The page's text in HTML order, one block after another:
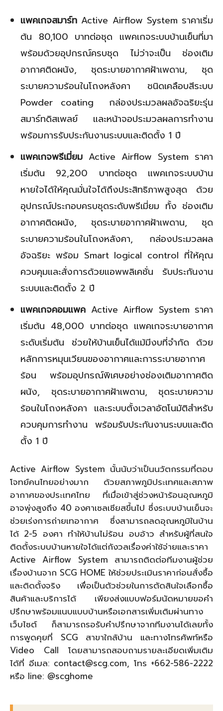
แพคเกจสมาร์ท Active Airflow System ราคาเริ่ม
ต้น 80,100 บาทต่อชุด แพคเกจระบบบ้านเย็นที่มา
พร้อมด้วยอุปกรณ์ครบชุด ไม่ว่าจะเป็น ช่องเติม
อากาศติดผนัง, ชุดระบายอากาศฝ้าเพดาน, ชุด
ระบายความร้อนในโถงหลังคา ชนิดเคลือบสีระบบ
Powder coating กล่องประมวลผลอัจฉริยะรุ่น
สมาร์ทดิสเพลย์ และหน้าจอประมวลผลการทำงาน
พร้อมการรับประกันงานระบบและติดตั้ง 1 ปี
แพคเกจพรีเมี่ยม Active Airflow System ราคา
เริ่มต้น 92,200 บาทต่อชุด แพคเกจระบบบ้าน
หายใจได้ให้คุณมั่นใจได้ถึงประสิทธิภาพสูงสุด ด้วย
อุปกรณ์ประกอบครบชุดระดับพรีเมี่ยม ทั้ง ช่องเติม
อากาศติดผนัง, ชุดระบายอากาศฝ้าเพดาน, ชุด
ระบายความร้อนในโถงหลังคา, กล่องประมวลผล
อัจฉริยะ พร้อม Smart logical control ที่ให้คุณ
ควบคุมและสั่งการด้วยแอพพลิเคชั่น รับประกันงาน
ระบบและติดตั้ง 2 ปี
แพคเกจคอมแพค Active Airflow System ราคา
เริ่มต้น 48,000 บาทต่อชุด แพคเกจระบายอากาศ
ระดับเริ่มต้น ช่วยให้บ้านเย็นได้แม้มีงบที่จำกัด ด้วย
หลักการหมุนเวียนของอากาศและการระบายอากาศ
ร้อน พร้อมอุปกรณ์พิเศษอย่างช่องเติมอากาศติด
ผนัง, ชุดระบายอากาศฝ้าเพดาน, ชุดระบายความ
ร้อนในโถงหลังคา และระบบตั้งเวลาอัตโนมัติสำหรับ
ควบคุมการทำงาน พร้อมรับประกันงานระบบและติด
ตั้ง 1 ปี
Active Airflow System นั้นนับว่าเป็นนวัตกรรมที่ตอบ
โจทย์คนไทยอย่างมาก ด้วยสภาพภูมิประเทศและสภาพ
อากาศของประเทศไทย ที่เมื่อเข้าสู่ช่วงหน้าร้อนอุณหภูมิ
อาจพุ่งสูงถึง 40 องศาเซลเซียสขึ้นไป ซึ่งระบบบ้านเย็นจะ
ช่วยเร่งการถ่ายเทอากาศ ซึ่งสามารถลดอุณหภูมิในบ้าน
ได้ 2-5 องศา ทำให้บ้านไม่ร้อน อบอ้าว สำหรับผู้ที่สนใจ
ติดตั้งระบบบ้านหายใจได้แต่กังวลเรื่องค่าใช้จ่ายและราคา
Active Airflow System สามารถติดต่อทีมงานผู้ช่วย
เรื่องบ้านจาก SCG HOME ให้ช่วยประเมินราคาก่อนสั่งซื้อ
และติดตั้งจริง เพื่อเป็นตัวช่วยในการตัดสินใจเลือกซื้อ
สินค้าและบริการได้ เพียงส่งแบบฟอร์มนัดหมายขอคำ
ปรึกษาพร้อมแนบแบบบ้านหรือเอกสารเพิ่มเติมผ่านทาง
เว็บไซต์ ก็สามารถรอรับคำปรึกษาจากทีมงานได้เลยทั้ง
การพูดคุยที่ SCG สาขาใกล้บ้าน และทางโทรศัพท์หรือ
Video Call โดยสามารถสอบถามรายละเอียดเพิ่มเติม
ได้ที่ อีเมล: contact@scg.com, โทร +662-586-2222
หรือ line: @scghome